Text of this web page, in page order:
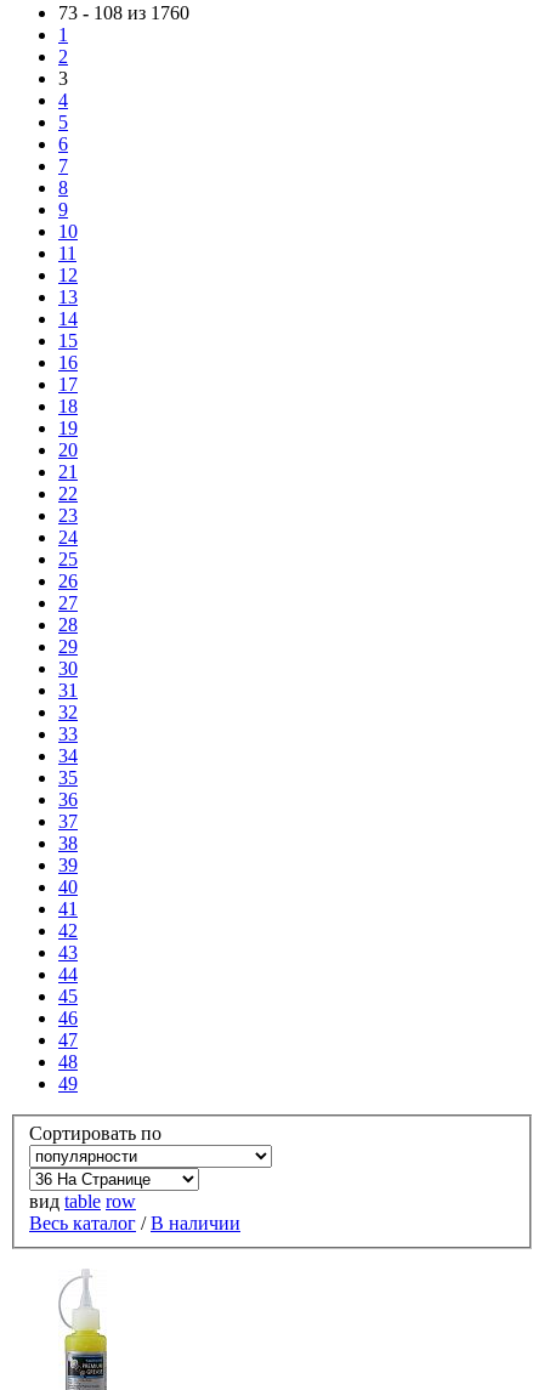
73 - 108 из 1760
1
2
3
4
5
6
7
8
9
10
11
12
13
14
15
16
17
18
19
20
21
22
23
24
25
26
27
28
29
30
31
32
33
34
35
36
37
38
39
40
41
42
43
44
45
46
47
48
49
Сортировать по
вид table row
Весь каталог /В наличии